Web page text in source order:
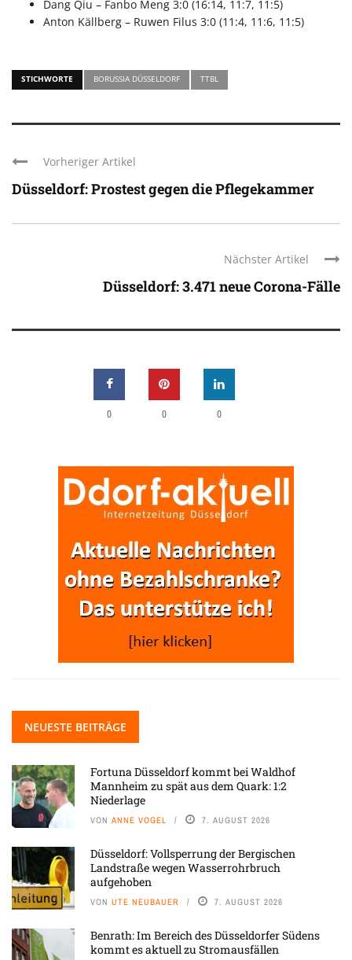
Dang Qiu – Fanbo Meng 3:0 (16:14, 11:7, 11:5)
Anton Källberg – Ruwen Filus 3:0 (11:4, 11:6, 11:5)
STICHWORTE BORUSSIA DÜSSELDORF TTBL
Vorheriger Artikel
Düsseldorf: Prostest gegen die Pflegekammer
Nächster Artikel
Düsseldorf: 3.471 neue Corona-Fälle
0 0 0
NEUESTE BEITRÄGE
Fortuna Düsseldorf kommt bei Waldhof
Mannheim zu spät aus dem Quark: 1:2
Niederlage
VON ANNE VOGEL 7. AUGUST 2026
Düsseldorf: Vollsperrung der Bergischen
Landstraße wegen Wasserrohrbruch
aufgehoben
VON UTE NEUBAUER 7. AUGUST 2026
Benrath: Im Bereich des Düsseldorfer Südens
kommt es aktuell zu Stromausfällen